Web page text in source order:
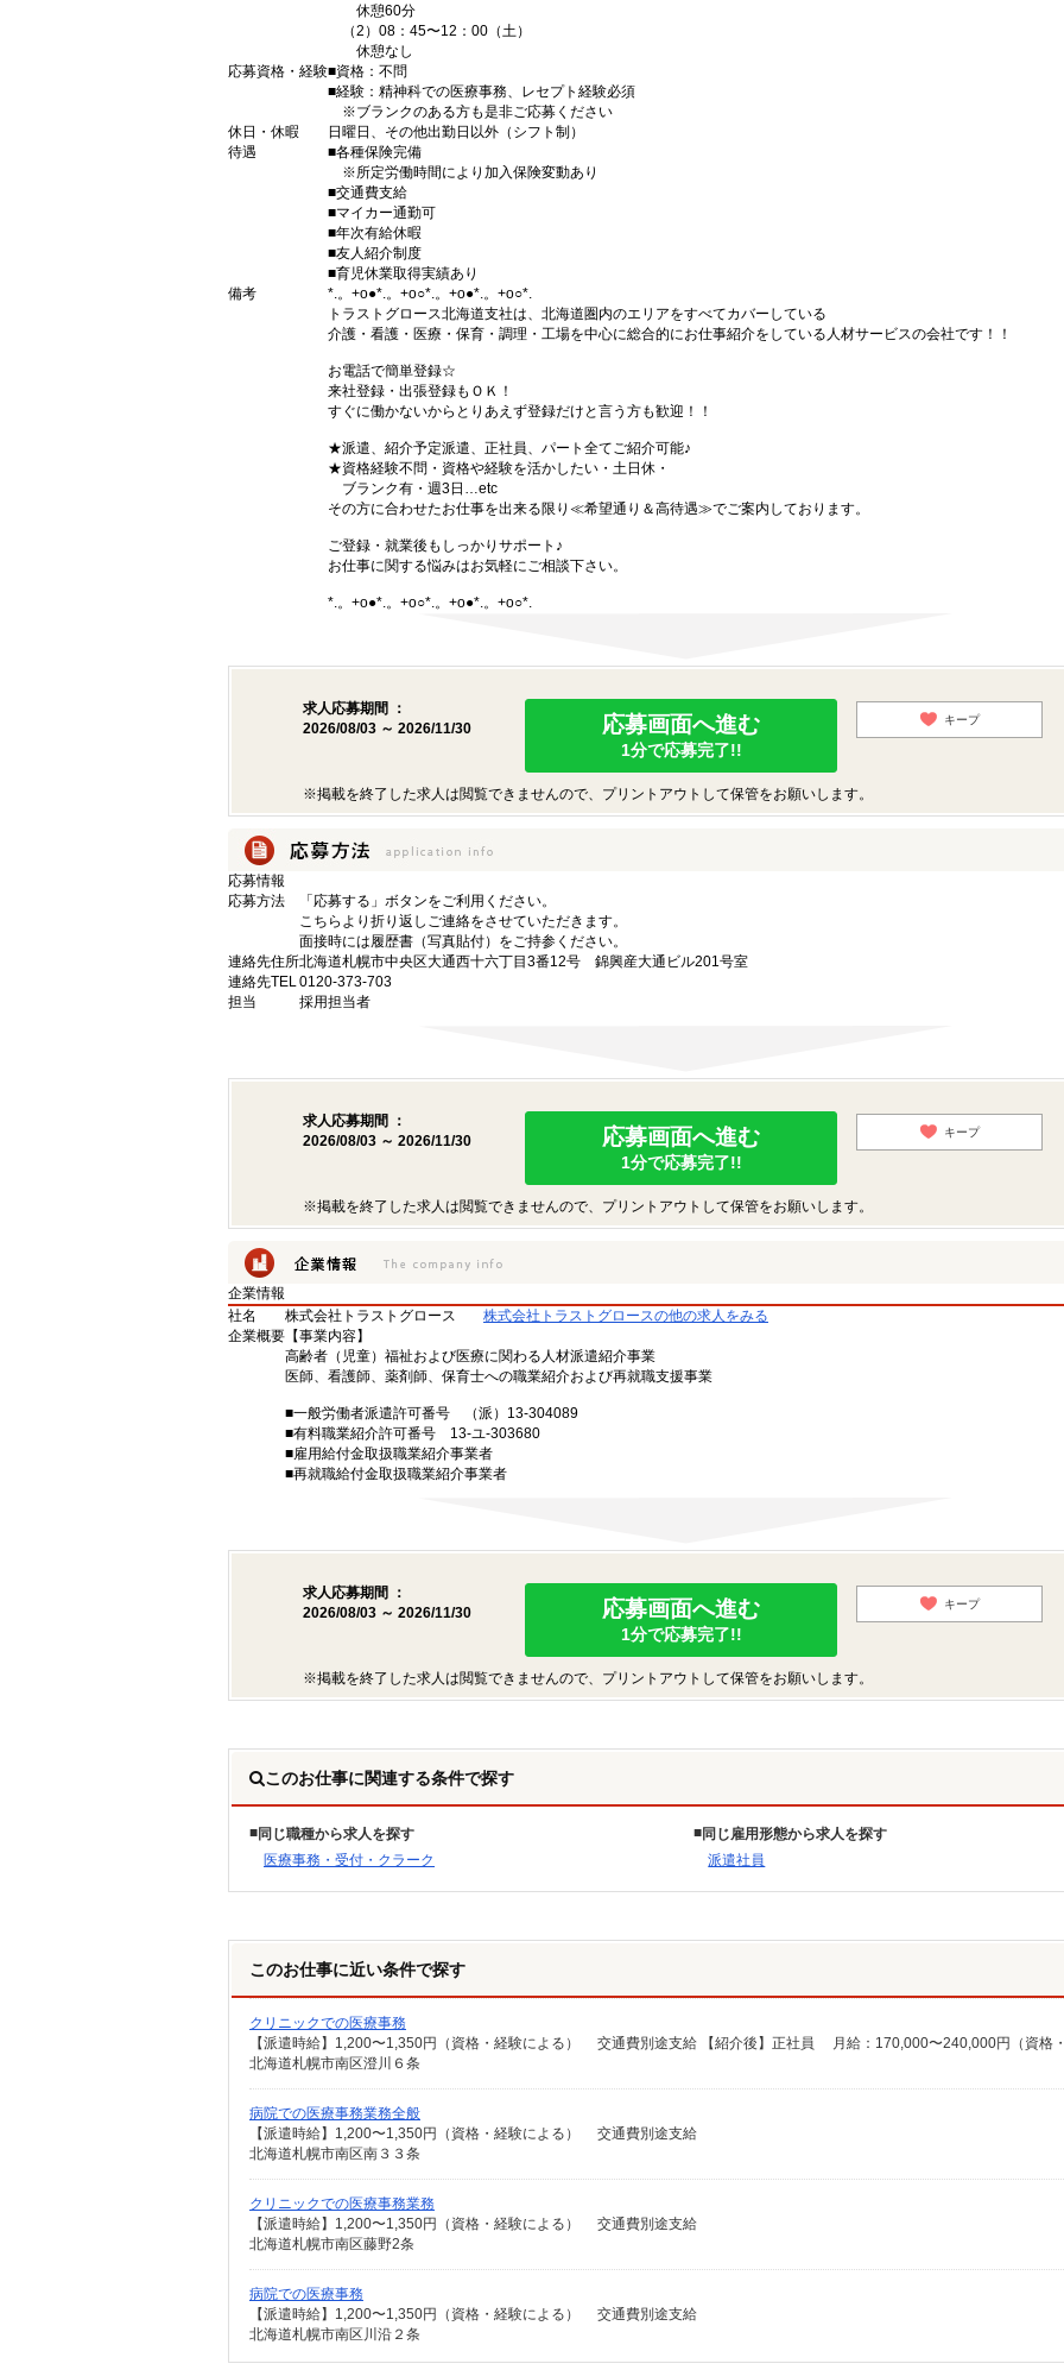
休憩60分
（2）08：45〜12：00（土）
休憩なし
応募資格・経験■資格：不問
■経験：精神科での医療事務、レセプト経験必須
※ブランクのある方も是非ご応募ください
休日・休暇
日曜日、その他出勤日以外（シフト制）
待遇
■各種保険完備
※所定労働時間により加入保険変動あり
■交通費支給
■マイカー通勤可
■年次有給休暇
■友人紹介制度
■育児休業取得実績あり
備考
*.。+o●*.。+o○*.。+o●*.。+o○*.
トラストグロース北海道支社は、北海道圏内のエリアをすべてカバーしている
介護・看護・医療・保育・調理・工場を中心に総合的にお仕事紹介をしている人材サービスの会社です！！
お電話で簡単登録☆
来社登録・出張登録もＯＫ！
すぐに働かないからとりあえず登録だけと言う方も歓迎！！
★派遣、紹介予定派遣、正社員、パート全てご紹介可能♪
★資格経験不問・資格や経験を活かしたい・土日休・
ブランク有・週3日…etc
その方に合わせたお仕事を出来る限り≪希望通り＆高待遇≫でご案内しております。
ご登録・就業後もしっかりサポート♪
お仕事に関する悩みはお気軽にご相談下さい。
*.。+o●*.。+o○*.。+o●*.。+o○*.
求人応募期間 ：
2026/08/03 ～ 2026/11/30
応募画面へ進む
1分で応募完了!!
キープ
※掲載を終了した求人は閲覧できませんので、プリントアウトして保管をお願いします。
応募情報
応募方法
「応募する」ボタンをご利用ください。
こちらより折り返しご連絡をさせていただきます。
面接時には履歴書（写真貼付）をご持参ください。
連絡先住所北海道札幌市中央区大通西十六丁目3番12号 錦興産大通ビル201号室
連絡先TEL0120-373-703
担当
採用担当者
求人応募期間 ：
2026/08/03 ～ 2026/11/30
応募画面へ進む
1分で応募完了!!
キープ
※掲載を終了した求人は閲覧できませんので、プリントアウトして保管をお願いします。
企業情報
社名
株式会社トラストグロース
株式会社トラストグロースの他の求人をみる
企業概要 【事業内容】
高齢者（児童）福祉および医療に関わる人材派遣紹介事業
医師、看護師、薬剤師、保育士への職業紹介および再就職支援事業
■一般労働者派遣許可番号 （派）13-304089
■有料職業紹介許可番号 13-ユ-303680
■雇用給付金取扱職業紹介事業者
■再就職給付金取扱職業紹介事業者
求人応募期間 ：
2026/08/03 ～ 2026/11/30
応募画面へ進む
1分で応募完了!!
キープ
※掲載を終了した求人は閲覧できませんので、プリントアウトして保管をお願いします。
このお仕事に関連する条件で探す
同じ職種から求人を探す
医療事務・受付・クラーク
同じ雇用形態から求人を探す
派遣社員
このお仕事に近い条件で探す
クリニックでの医療事務
北海道札幌市南区澄川６条
病院での医療事務業務全般
【派遣時給】1,200〜1,350円（資格・経験による） 交通費別途支給
北海道札幌市南区南３３条
クリニックでの医療事務業務
【派遣時給】1,200〜1,350円（資格・経験による） 交通費別途支給
北海道札幌市南区藤野2条
病院での医療事務
【派遣時給】1,200〜1,350円（資格・経験による） 交通費別途支給
北海道札幌市南区川沿２条